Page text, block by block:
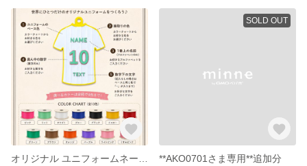
SOLD OUT
**AKO0701さま専用**追加分